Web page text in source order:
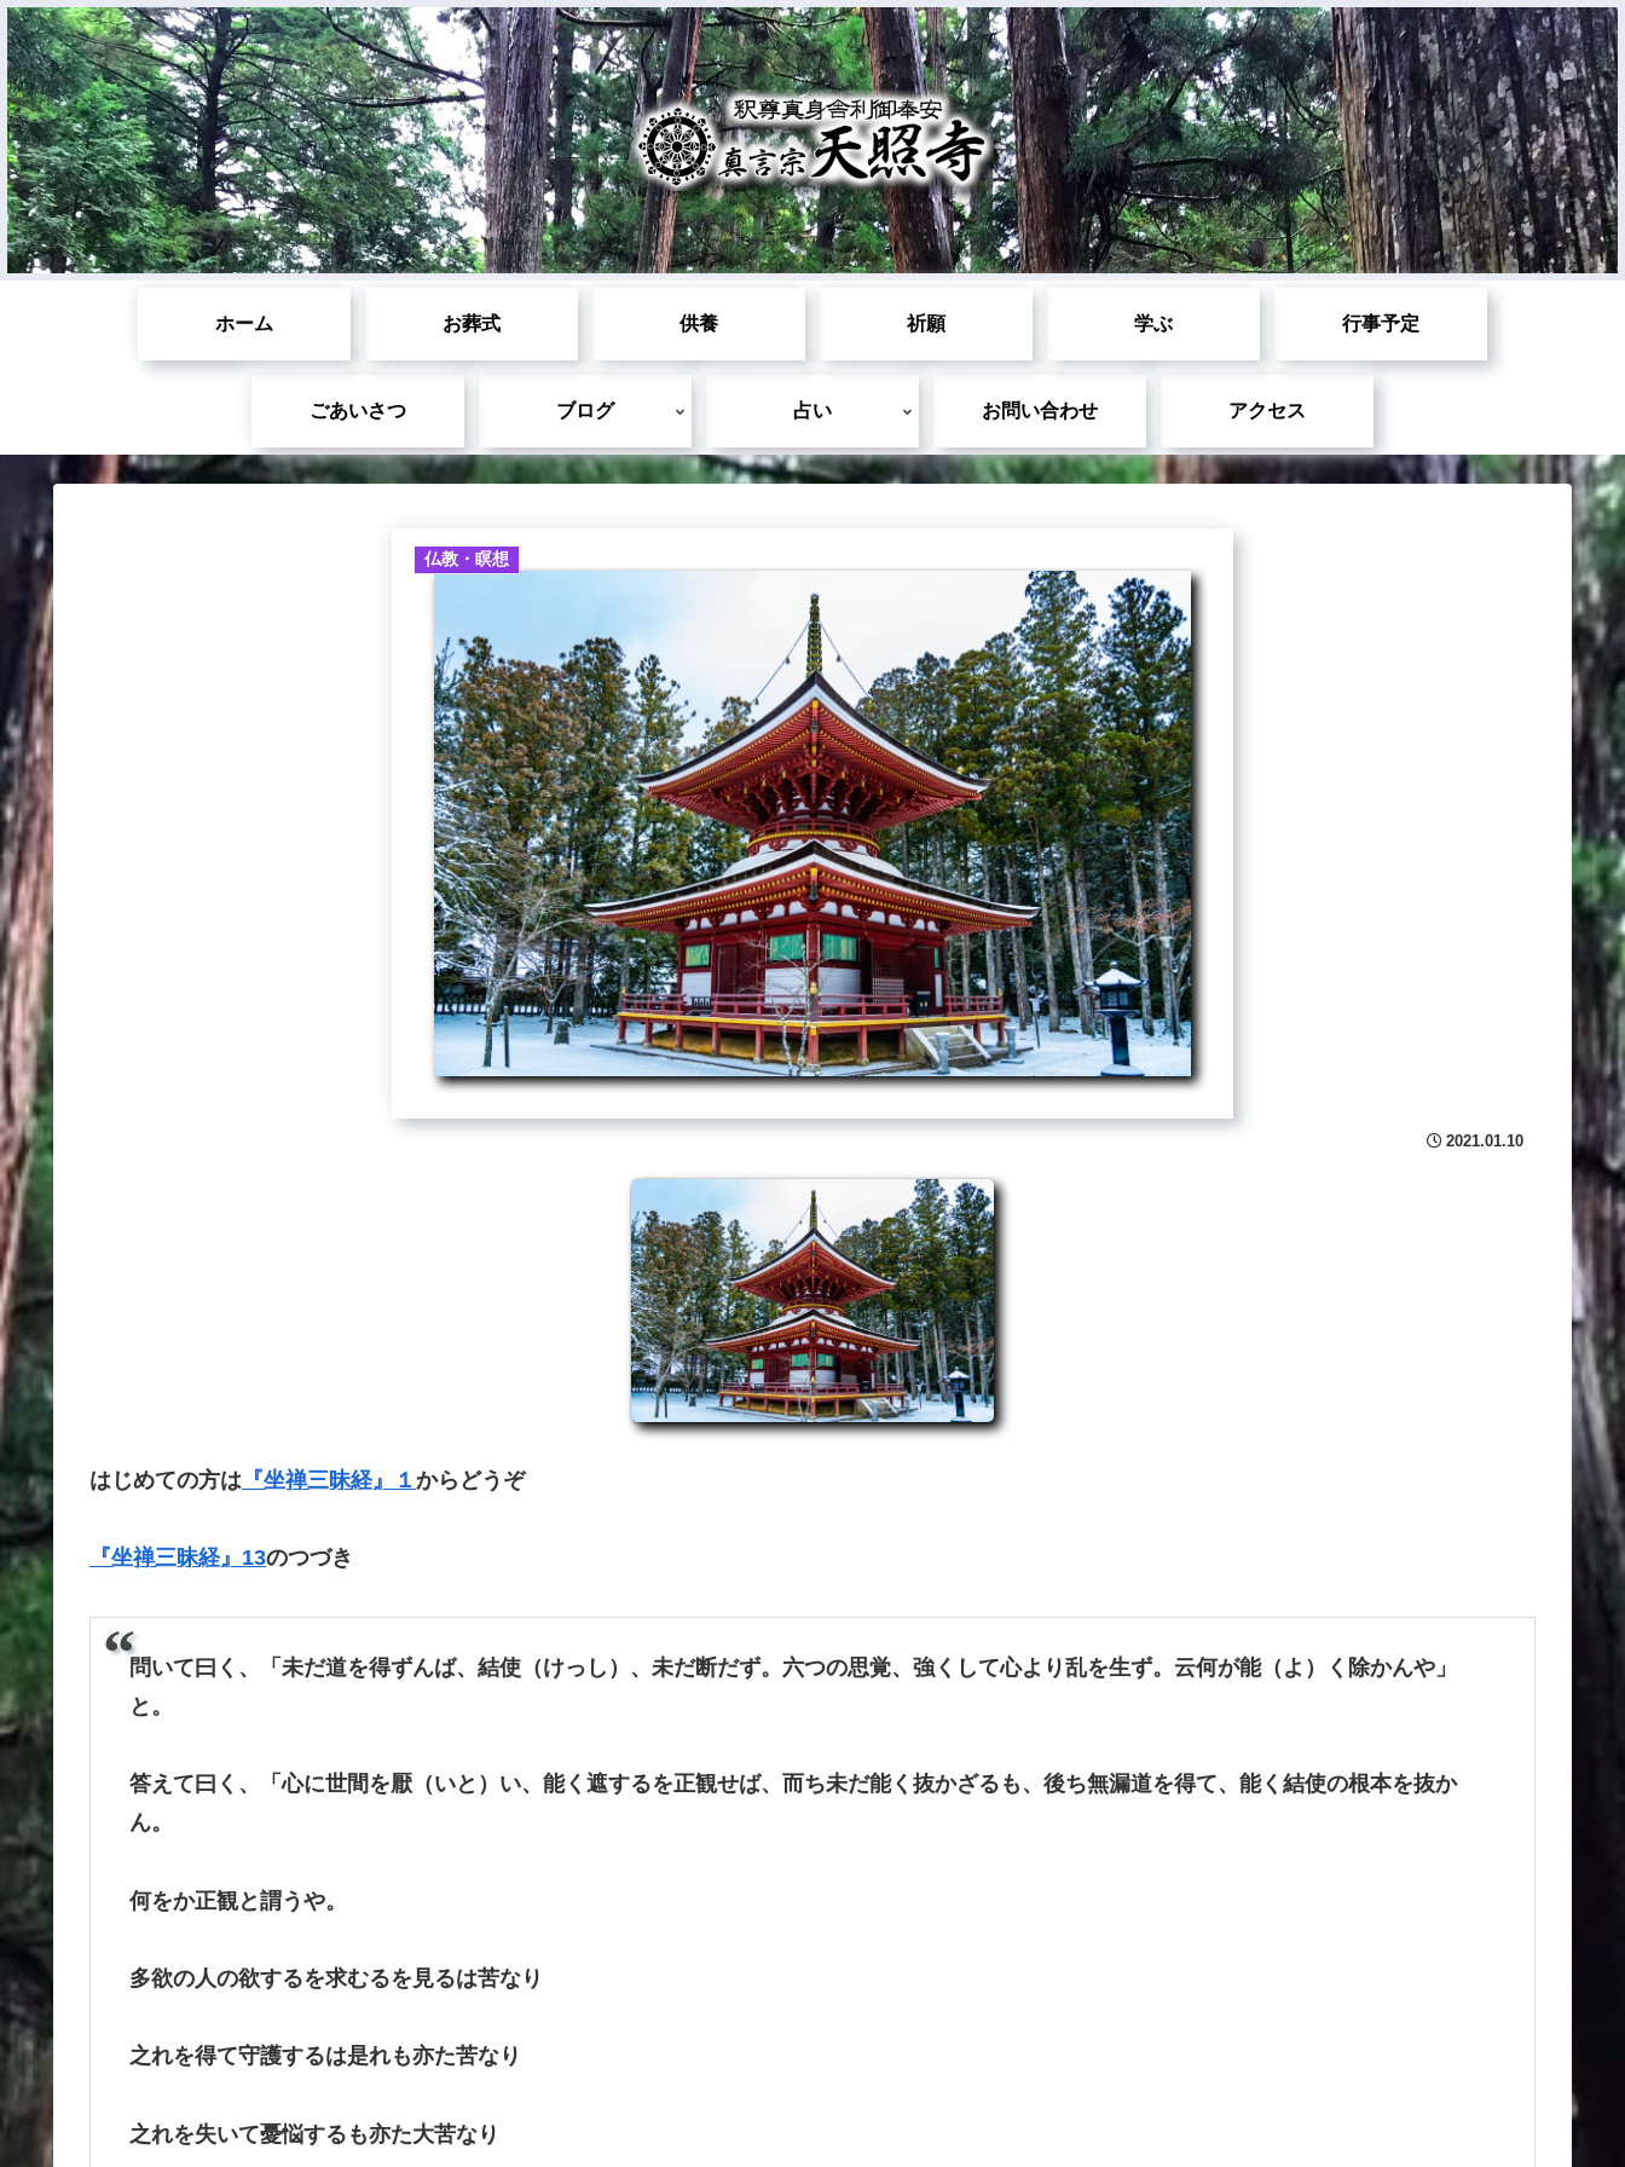
ホーム お葬式 供養 祈願 学ぶ 行事予定
ごあいさつ ブログ 占い お問い合わせ アクセス
仏教・瞑想
2021.01.10
はじめての方は 『坐禅三昧経』１ からどうぞ
『坐禅三昧経』13のつづき
問いて曰く、「未だ道を得ずんば、結使（けっし）、未だ断だず。六つの思覚、強くして心より乱を生ず。云何が能（よ）く除かんや」
と。
答えて曰く、「心に世間を厭（いと）い、能く遮するを正観せば、而ち未だ能く抜かざるも、後ち無漏道を得て、能く結使の根本を抜か
ん。
何をか正観と謂うや。
多欲の人の欲するを求むるを見るは苦なり
之れを得て守護するは是れも亦た苦なり
之れを失いて憂悩するも亦た大苦なり